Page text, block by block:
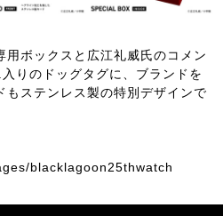
用ボックスと広江礼威氏のコメン
りのドッグタグに、ブランドを
もステンレス製の特別デザインで
blacklagoon25thwatch